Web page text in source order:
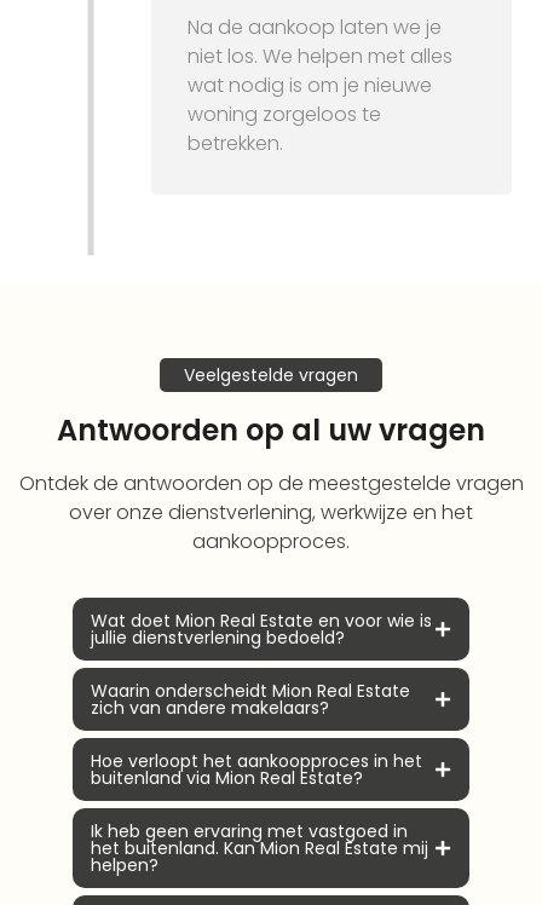
Na de aankoop laten we je
niet los. We helpen met alles
wat nodig is om je nieuwe
woning zorgeloos te
betrekken.
Veelgestelde vragen
Antwoorden op al uw vragen
Ontdek de antwoorden op de meestgestelde vragen
over onze dienstverlening, werkwijze en het
aankoopproces.
Wat doet Mion Real Estate en voor wie is
jullie dienstverlening bedoeld?
Waarin onderscheidt Mion Real Estate
zich van andere makelaars?
Hoe verloopt het aankoopproces in het
buitenland via Mion Real Estate?
Ik heb geen ervaring met vastgoed in
het buitenland. Kan Mion Real Estate mij
helpen?